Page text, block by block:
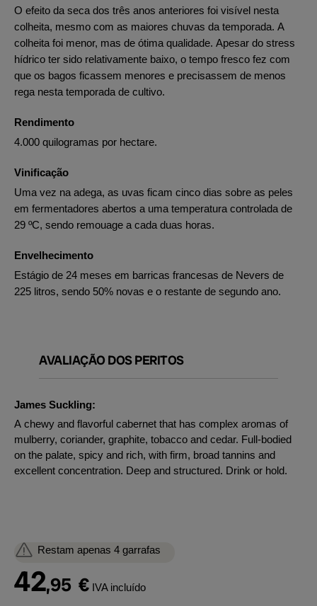
O efeito da seca dos três anos anteriores foi visível nesta
colheita, mesmo com as maiores chuvas da temporada. A
colheita foi menor, mas de ótima qualidade. Apesar do stress
hídrico ter sido relativamente baixo, o tempo fresco fez com
que os bagos ficassem menores e precisassem de menos
rega nesta temporada de cultivo.
Rendimento
4.000 quilogramas por hectare.
Vinificação
Uma vez na adega, as uvas ficam cinco dias sobre as peles
em fermentadores abertos a uma temperatura controlada de
29 ºC, sendo remouage a cada duas horas.
Envelhecimento
Estágio de 24 meses em barricas francesas de Nevers de
225 litros, sendo 50% novas e o restante de segundo ano.
AVALIAÇÃO DOS PERITOS
James Suckling:
A chewy and flavorful cabernet that has complex aromas of
mulberry, coriander, graphite, tobacco and cedar. Full-bodied
on the palate, spicy and rich, with firm, broad tannins and
excellent concentration. Deep and structured. Drink or hold.
Restam apenas 4 garrafas
42,95 € IVA incluído